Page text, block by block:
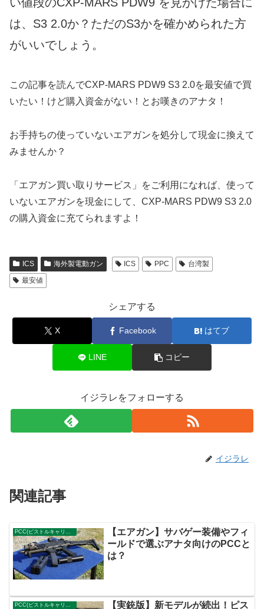
は、S3 2.0か？ただのS3かを確かめられた方
がいいでしょう。
この記事を読んでCXP-MARS PDW9 S3 2.0を最安値で買
いたい！けど購入資金がない！とお嘆きのアナタ！
お手持ちの使っていないエアガンを処分して現金に換えて
みませんか？
「エアガン買い取りサービス」をご利用になれば、使って
いないエアガンを現金にして、CXP-MARS PDW9 S3 2.0
の購入資金に充てられますよ！
ICS 海外製電動ガン ICS PPC
台湾製
最安値
シェアする
X Facebook はてブ
LINE コピー
イジラレをフォローする
イジラレ
関連記事
PCC(ピストルキャリバーカービン)
【エアガン】サバゲー装備やフィ
ールドで選ぶアナタ向けのPCCと
は？
【実銃版】新モデルが続出！ピス